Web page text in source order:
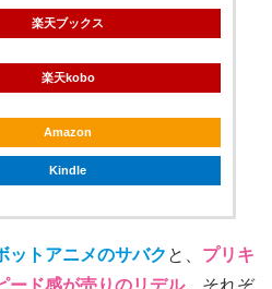
楽天ブックス
楽天kobo
Amazon
Kindle
ットアニメのサバク と、 プリキ
ード感が売りのリデル。それぞ